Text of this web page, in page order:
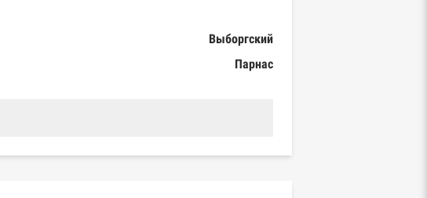
Выборгский
Парнас